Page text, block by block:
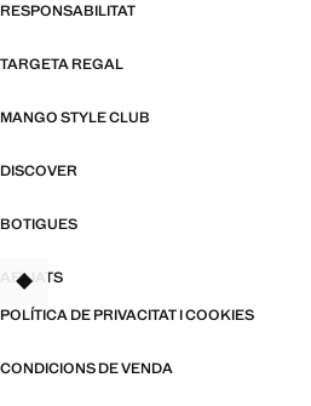
RESPONSABILITAT
TARGETA REGAL
MANGO STYLE CLUB
DISCOVER
BOTIGUES
AFILIATS
POLÍTICA DE PRIVACITAT I COOKIES
CONDICIONS DE VENDA